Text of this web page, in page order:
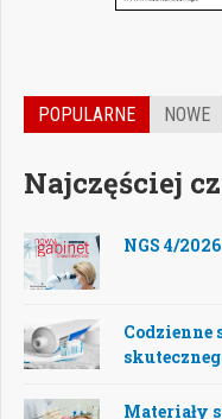
POPULARNE NOWE
Najczęściej
NGS 4/2026
Materiały